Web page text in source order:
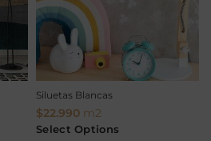
Siluetas Blancas
$22.990 m2
Select Options